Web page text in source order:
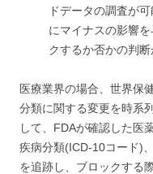
ドデータの調査が
にマイナスの影響
クするか否かの判断
医療業界の場合、世界保
分類に関する変更を時系
して、FDAが確認した医
疾病分類(ICD-10コード)
を追跡し、ブロックする